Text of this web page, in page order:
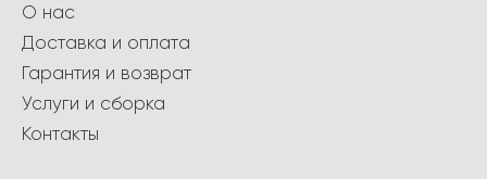
О нас
Доставка и оплата
Гарантия и возврат
Услуги и сборка
Контакты